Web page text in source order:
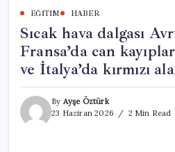
EĞITIM HABER
Sıcak hava dalgası
Fransa’da can
ve İtalya’da kırmızı
By Ayşe Öztürk
23 Haziran 2026
2 Min Read